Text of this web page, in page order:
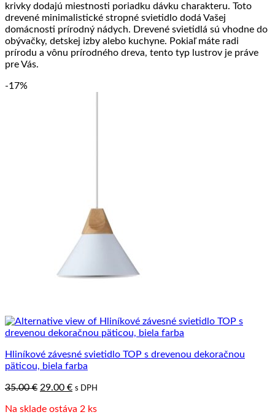
krivky dodajú miestnosti poriadku dávku charakteru. Toto
drevené minimalistické stropné svietidlo dodá Vašej
domácnosti prírodný nádych. Drevené svietidlá sú vhodne do
obývačky, detskej izby alebo kuchyne. Pokiaľ máte radi
prírodu a vônu prírodného dreva, tento typ lustrov je práve
pre Vás.
-17%
Hliníkové závesné svietidlo TOP s drevenou dekoračnou
päticou, biela farba
35.00€ Pôvodná
bola:
29.00 €Aktuálna
je:
s DPH
Na sklade ostáva 2 ks